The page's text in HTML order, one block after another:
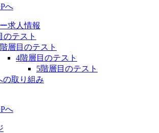
へ
求人情報
のテスト
層目のテスト
4階層目のテスト
5階層目のテスト
の取り組み
へ